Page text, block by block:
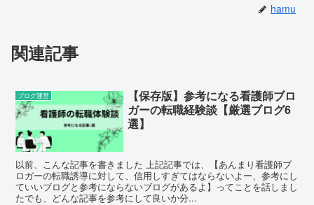
hamu
関連記事
ブログ運営
【保存版】参考になる看護師ブロ
ガーの転職経験談【厳選ブログ6
選】
以前、こんな記事を書きました 上記記事では、【あんまり看護師ブ
ロガーの転職誘導に対して、信用しすぎてはならないよー、参考にし
ていいブログと参考にならないブログがあるよ】ってことを話しまし
たでも、どんな記事を参考にして良いか分...